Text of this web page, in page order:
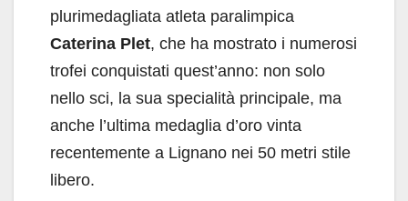
plurimedagliata atleta paralimpica
Caterina Plet, che ha mostrato i numerosi
trofei conquistati quest’anno: non solo
nello sci, la sua specialità principale, ma
anche l’ultima medaglia d’oro vinta
recentemente a Lignano nei 50 metri stile
libero.